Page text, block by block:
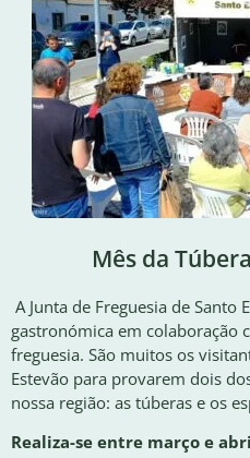
Mês da
A Junta de Freguesia de Santo
gastronómica em colaboração
freguesia. São muitos os
Estevão para provarem dois
nossa região: as túberas e os
Realiza-se entre março e